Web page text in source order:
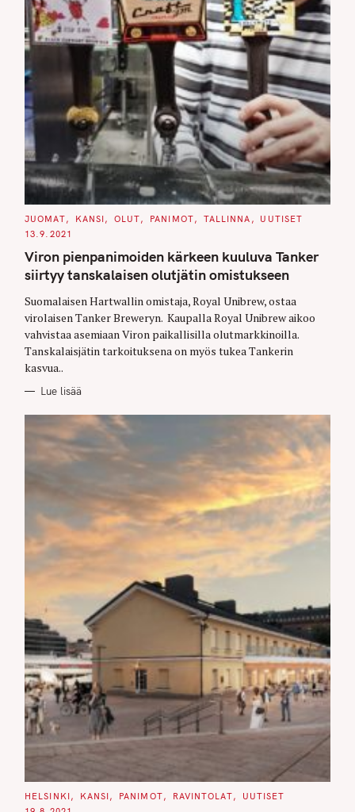
C
T
G
R
S
JUOMAT KANSI OLUT PANIMOT TALLINNA
UUTISET
13.9.2021
Viron pienpanimoiden kärkeen kuuluva Tanker
siirtyy tanskalaisen olutjätin omistukseen
Suomalaisen Hartwallin omistaja, Royal Unibrew, ostaa
virolaisen Tanker Breweryn. Kaupalla Royal Unibrew aikoo
vahvistaa asemiaan Viron paikallisilla olutmarkkinoilla.
Tanskalaisjätin tarkoituksena on myös tukea Tankerin
kasvua..
Lue lisää
C
HELSINKI KANSI PANIMOT RAVINTOLAT
UUTISET